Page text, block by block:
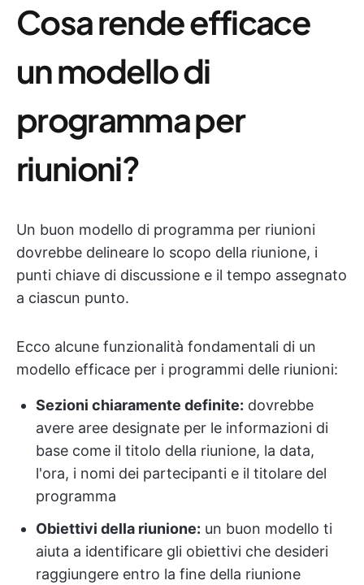
Cosa rende efficace
un modello di
programma per
riunioni?
Un buon modello di programma per riunioni
dovrebbe delineare lo scopo della riunione, i
punti chiave di discussione e il tempo assegnato
a ciascun punto.
Ecco alcune funzionalità fondamentali di un
modello efficace per i programmi delle riunioni:
Sezioni chiaramente definite: dovrebbe
avere aree designate per le informazioni di
base come il titolo della riunione, la data,
l'ora, i nomi dei partecipanti e il titolare del
programma
Obiettivi della riunione: un buon modello ti
aiuta a identificare gli obiettivi che desideri
raggiungere entro la fine della riunione